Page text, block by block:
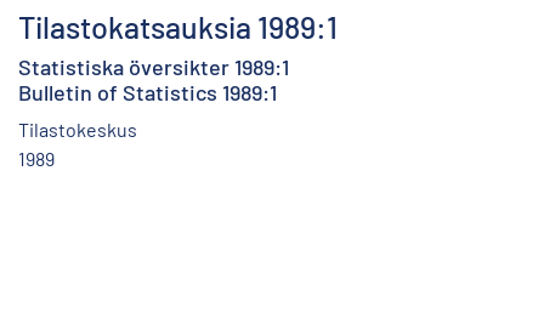
Tilastokatsauksia 1989:1
Statistiska översikter 1989:1
Bulletin of Statistics 1989:1
Tilastokeskus
1989